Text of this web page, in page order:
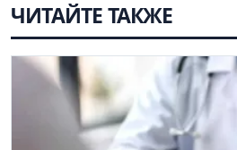
ЧИТАЙТЕ ТАКЖЕ